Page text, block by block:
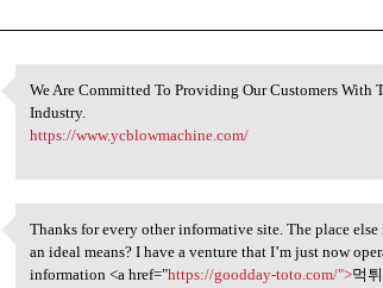
We Are Committed To Providing
We Are Committed To Providing Our Customers
Industry.
https://www.ycblowmachine.com/
Thanks for every other
Thanks for every other informative site. The place
an ideal means? I have a venture that I’m just now
information <a href="https://goodday-toto.com/">먹